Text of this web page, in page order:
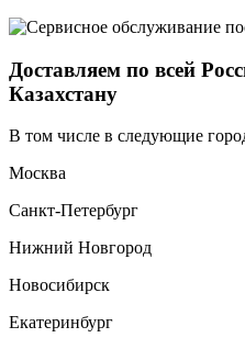
Доставляем по всей
Казахстану
В том числе в следующие
Москва
Санкт-Петербург
Нижний Новгород
Новосибирск
Екатеринбург